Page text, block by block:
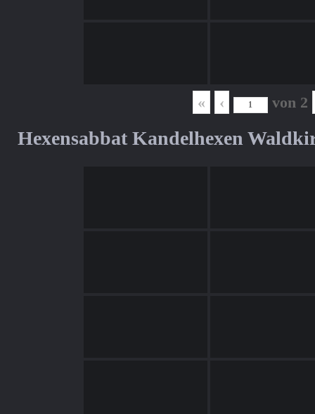
« ‹ von 2
Hexensabbat Kandelhexen